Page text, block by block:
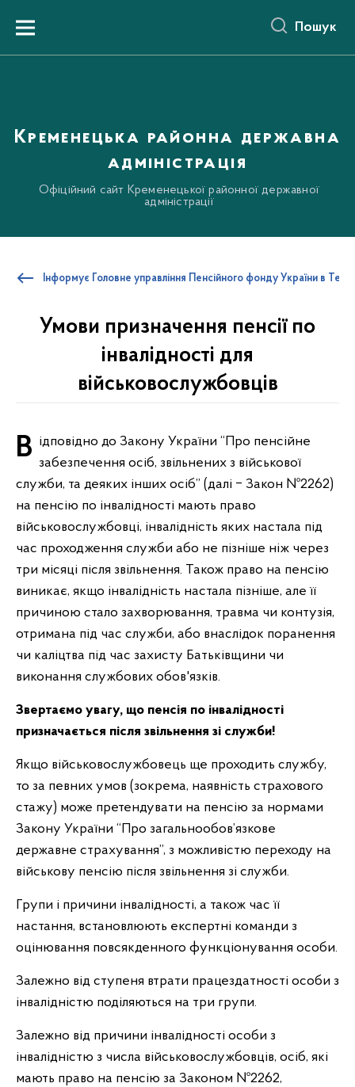
вмістуMenu Пошук
Кременецька районна державна
адміністрація
Офіційний сайт Кременецької районної державної
адміністрації
Інформує Головне управління Пенсійного фонду України в
Умови призначення пенсії по
інвалідності для
військовослужбовців
Відповідно до Закону України “Про пенсійне забезпечення осіб, звільнених з військової
служби, та деяких інших осіб” (далі ‒ Закон №2262)
на пенсію по інвалідності мають право
військовослужбовці, інвалідність яких настала під
час проходження служби або не пізніше ніж через
три місяці після звільнення. Також право на пенсію
виникає, якщо інвалідність настала пізніше, але її
причиною стало захворювання, травма чи контузія,
отримана під час служби, або внаслідок поранення
чи каліцтва під час захисту Батьківщини чи
виконання службових обов'язків.
Звертаємо увагу, що пенсія по інвалідності
призначається після звільнення зі служби!
Якщо військовослужбовець ще проходить службу,
то за певних умов (зокрема, наявність страхового
стажу) може претендувати на пенсію за нормами
Закону України “Про загальнообов’язкове
державне страхування”, з можливістю переходу на
військову пенсію після звільнення зі служби.
Групи і причини інвалідності, а також час її
настання, встановлюють експертні команди з
оцінювання повсякденного функціонування особи.
Залежно від ступеня втрати працездатності особи з
інвалідністю поділяються на три групи.
Залежно від причини інвалідності особи з
інвалідністю з числа військовослужбовців, осіб, які
мають право на пенсію за Законом №2262,